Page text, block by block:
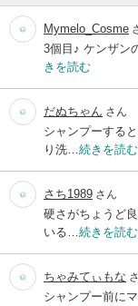
Mymelo_Cosme
3個目♪ ケンザン
きを読む
だぬちゃん さん
シャンプーする
り洗… 続きを読む
さち1989 さん
硬さがちょうど
いる… 続きを読む
ちゃみてぃもな
シャンプー前に